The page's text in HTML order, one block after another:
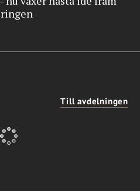
Till avdelningen